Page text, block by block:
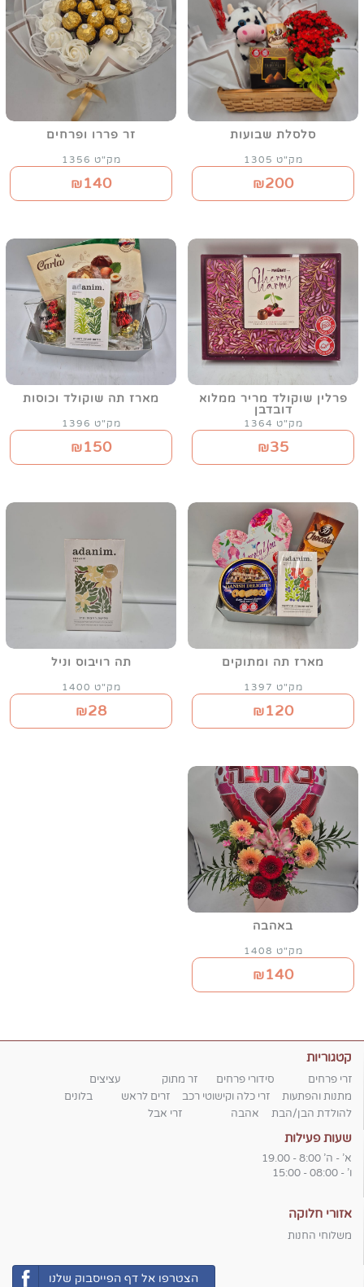
סלסלת שבועות
מק"ט 1305
₪200
זר פררו ופרחים
מק"ט 1356
₪140
פרלין שוקולד מריר ממלוא
דובדבן
מק"ט 1364
₪35
מארז תה שוקולד וכוסות
מק"ט 1396
₪150
מארז תה ומתוקים
מק"ט 1397
₪120
תה רויבוס וניל
מק"ט 1400
₪28
באהבה
מק"ט 1408
₪140
קטגוריות
זרי פרחים סידורי פרחים זר מתוק
עציצים
מתנות והפתעות
זרי כלה וקישוטי רכב זרים לראש
בלונים
להולדת הבן/הבת
אהבה זרי אבל
שעות פעילות
א' - ה' 8:00 - 19.00
ו' - 08:00 - 15:00
אזורי חלוקה
משלוחי החנות
הצטרפו אל דף הפייסבוק שלנו